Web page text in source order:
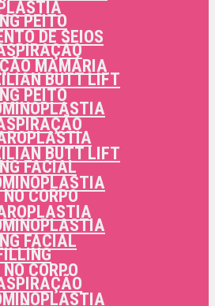
PEITO
BUTT LIFT
FACIAL
CORPO
DE SEIOS
MAMÁRIA
PEITO
BUTT LIFT
FACIAL
CORPO